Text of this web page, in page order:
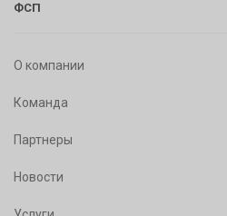
ФСП
О компании
Команда
Партнеры
Новости